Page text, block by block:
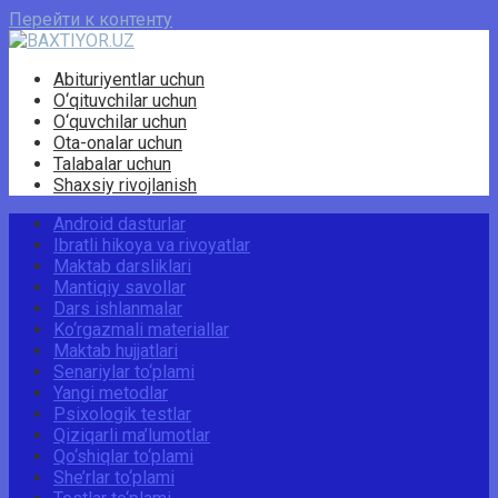
Перейти к контенту
Abituriyentlar uchun
O‘qituvchilar uchun
O‘quvchilar uchun
Ota-onalar uchun
Talabalar uchun
Shaxsiy rivojlanish
Android dasturlar
Ibratli hikoya va rivoyatlar
Maktab darsliklari
Mantiqiy savollar
Dars ishlanmalar
Ko‘rgazmali materiallar
Maktab hujjatlari
Senariylar to‘plami
Yangi metodlar
Psixologik testlar
Qiziqarli ma’lumotlar
Qo‘shiqlar to‘plami
She’rlar to‘plami